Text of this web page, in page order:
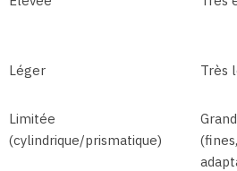
Léger Très
Limitée
(cylindrique/prismatique)